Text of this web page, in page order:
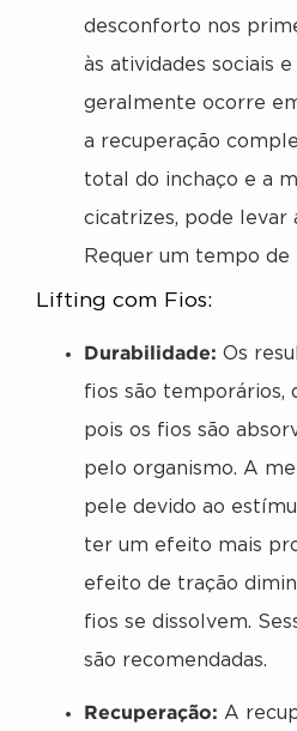
desconforto nos
às atividades sociais
geralmente ocorre
a recuperação
total do inchaço e a
cicatrizes, pode levar
Requer um tempo de
Lifting com Fios:
Durabilidade: Os
fios são temporários,
pois os fios são
pelo organismo. A
pele devido ao
ter um efeito mais
efeito de tração
fios se dissolvem.
são recomendadas.
Recuperação: A